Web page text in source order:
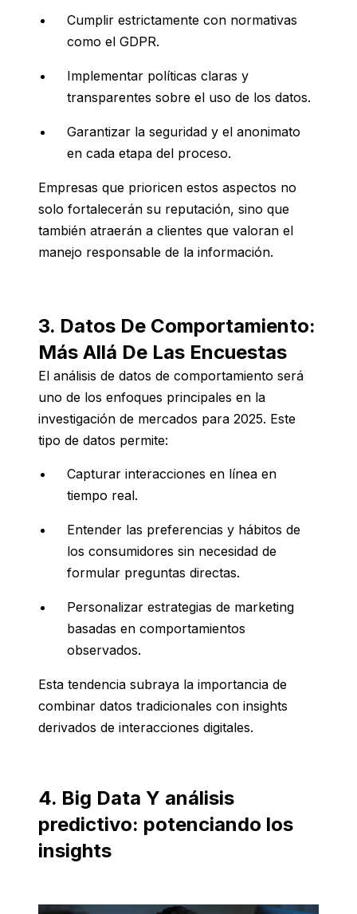
Cumplir estrictamente con normativas
como el GDPR.
Implementar políticas claras y
transparentes sobre el uso de los datos.
Garantizar la seguridad y el anonimato
en cada etapa del proceso.
Empresas que prioricen estos aspectos no
solo fortalecerán su reputación, sino que
también atraerán a clientes que valoran el
manejo responsable de la información.
3. Datos De Comportamiento:
Más Allá De Las Encuestas
El análisis de datos de comportamiento será
uno de los enfoques principales en la
investigación de mercados para 2025. Este
tipo de datos permite:
Capturar interacciones en línea en
tiempo real.
Entender las preferencias y hábitos de
los consumidores sin necesidad de
formular preguntas directas.
Personalizar estrategias de marketing
basadas en comportamientos
observados.
Esta tendencia subraya la importancia de
combinar datos tradicionales con insights
derivados de interacciones digitales.
4. Big Data Y análisis
predictivo: potenciando los
insights